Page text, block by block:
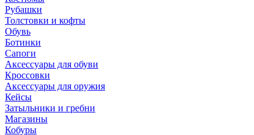
Рубашки
Толстовки и кофты
Обувь
Ботинки
Сапоги
Аксессуары для обуви
Кроссовки
Аксессуары для оружия
Кейсы
Затыльники и гребни
Магазины
Кобуры